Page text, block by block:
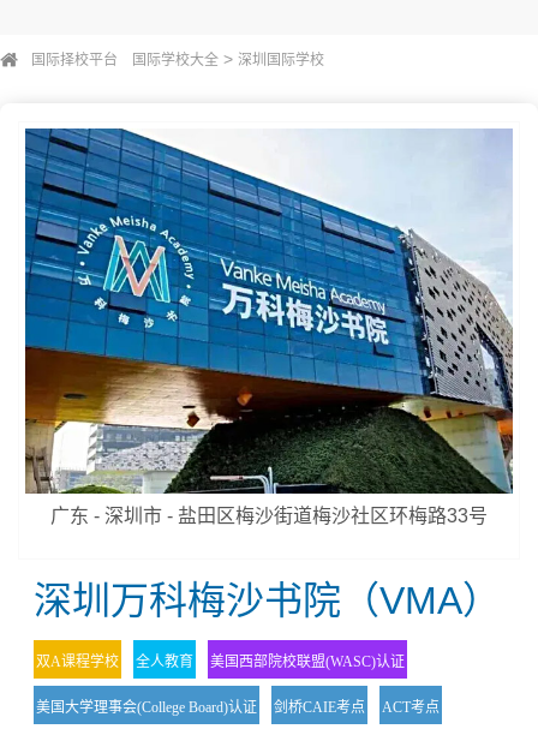
国际择校平台 国际学校大全 > 深圳国际学校
广东 - 深圳市 - 盐田区梅沙街道梅沙社区环梅路33号
深圳万科梅沙书院（VMA）
双A课程学校 全人教育 美国西部院校联盟(WASC)认证
美国大学理事会(College Board)认证 剑桥CAIE考点 ACT考点